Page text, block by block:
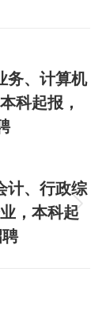
务、计算机
科起报，
计、行政综
，本科起